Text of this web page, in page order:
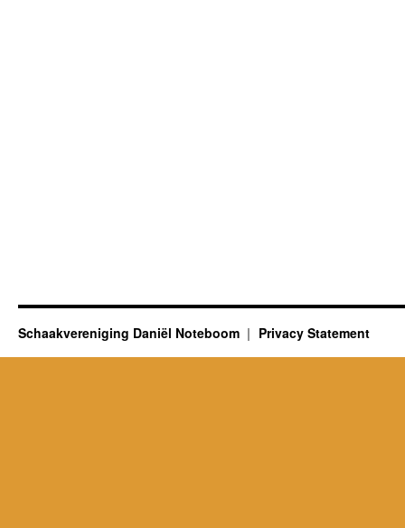
Schaakvereniging Daniël Noteboom Privacy Statement